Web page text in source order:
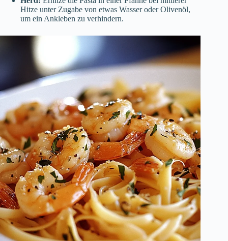
Hitze unter Zugabe von etwas Wasser oder Olivenöl,
um ein Ankleben zu verhindern.